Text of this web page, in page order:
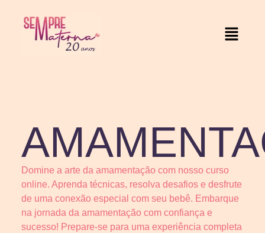
Domine a arte da amamentação com nosso curso
online. Aprenda técnicas, resolva desafios e desfrute
de uma conexão especial com seu bebê. Embarque
na jornada da amamentação com confiança e
sucesso! Prepare-se para uma experiência completa